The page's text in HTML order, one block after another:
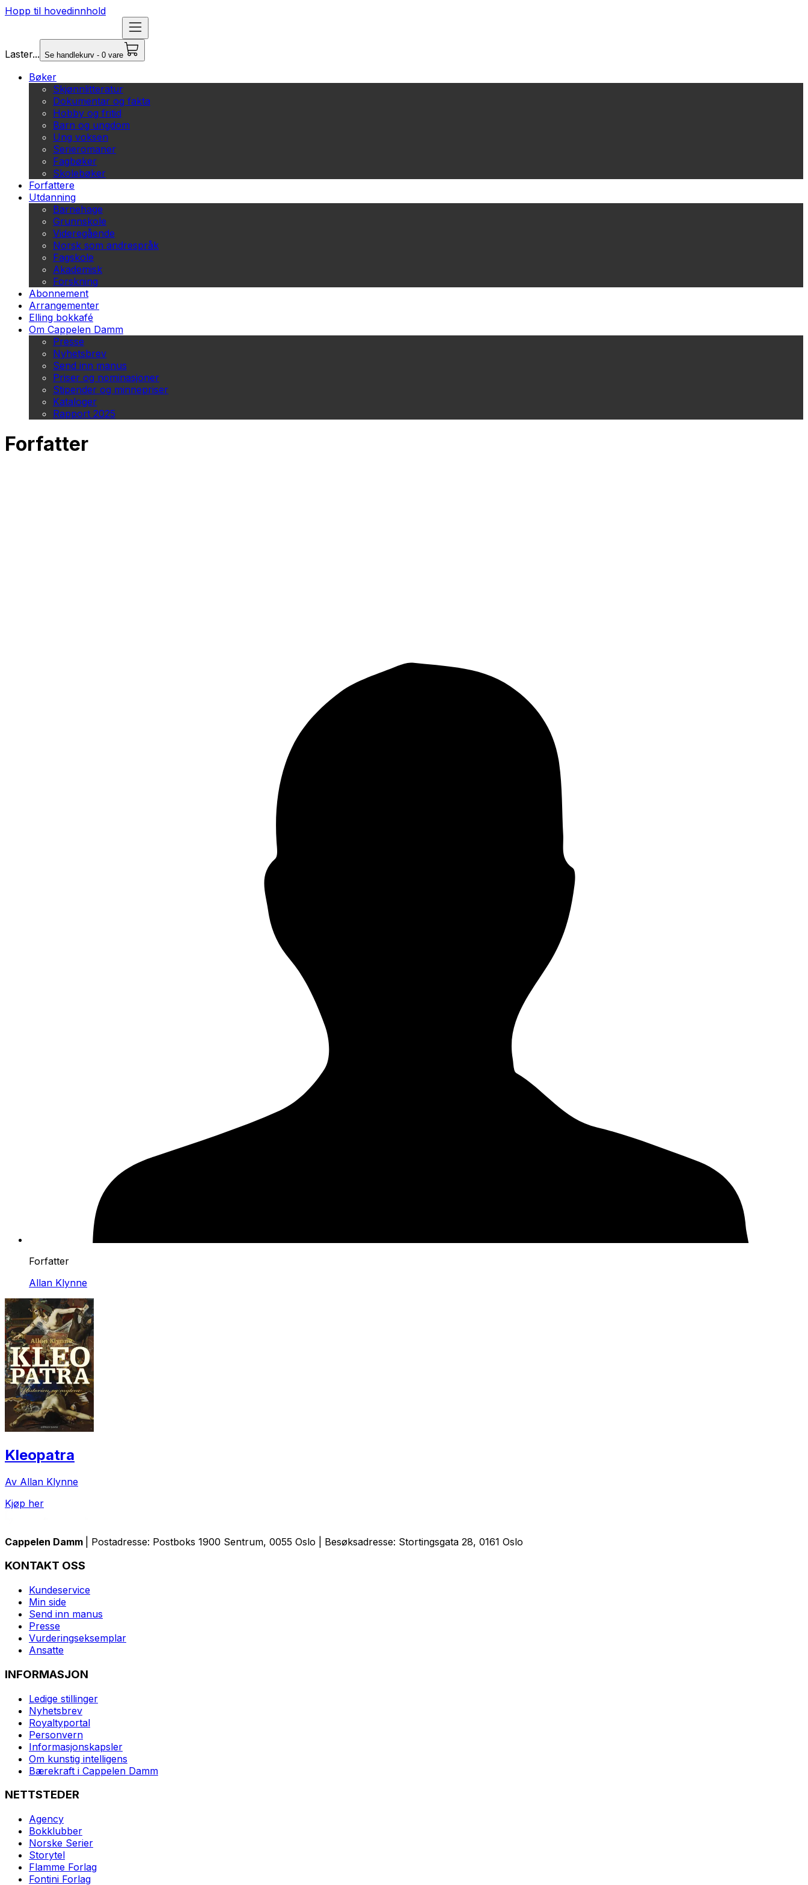
Hopp til hovedinnhold
Laster... Se handlekurv - 0 vare
Bøker
Skjønnlitteratur
Dokumentar og fakta
Hobby og fritid
Barn og ungdom
Ung voksen
Serieromaner
Fagbøker
Skolebøker
Forfattere
Utdanning
Barnehage
Grunnskole
Videregående
Norsk som andrespråk
Fagskole
Akademisk
Forskning
Abonnement
Arrangementer
Elling bokkafé
Om Cappelen Damm
Presse
Nyhetsbrev
Send inn manus
Priser og nominasjoner
Stipender og minnepriser
Kataloger
Rapport 2025
Forfatter
Forfatter
Allan Klynne
Kleopatra
Av Allan Klynne
Kjøp her
Cappelen Damm | Postadresse: Postboks 1900 Sentrum, 0055 Oslo | Besøksadresse: Stortingsgata 28, 0161 Oslo
KONTAKT OSS
Kundeservice
Min side
Send inn manus
Presse
Vurderingseksemplar
Ansatte
INFORMASJON
Ledige stillinger
Nyhetsbrev
Royaltyportal
Personvern
Informasjonskapsler
Om kunstig intelligens
Bærekraft i Cappelen Damm
NETTSTEDER
Agency
Bokklubber
Norske Serier
Storytel
Flamme Forlag
Fontini Forlag